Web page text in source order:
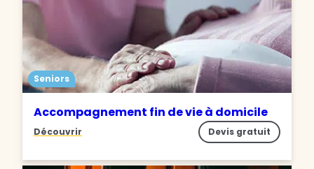
Seniors
Accompagnement fin de vie à domicile
Découvrir Devis gratuit